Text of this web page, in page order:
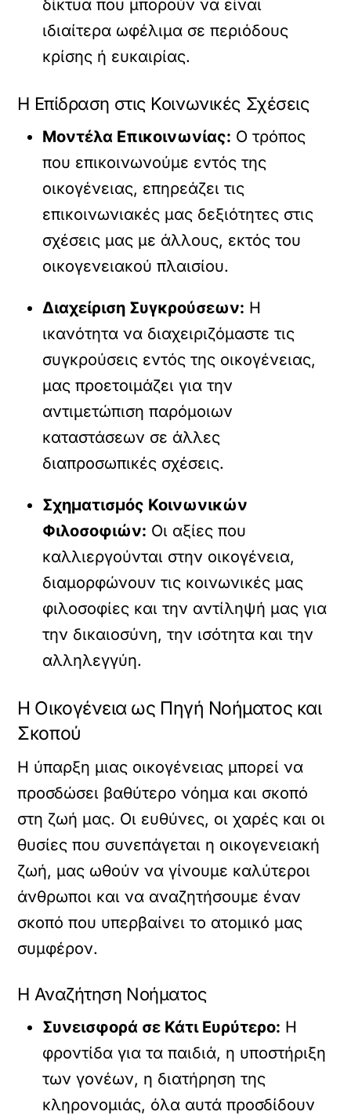
δίκτυα που μπορούν να είναι
ιδιαίτερα ωφέλιμα σε περιόδους
κρίσης ή ευκαιρίας.
Η Επίδραση στις Κοινωνικές Σχέσεις
Μοντέλα Επικοινωνίας: Ο τρόπος
που επικοινωνούμε εντός της
οικογένειας, επηρεάζει τις
επικοινωνιακές μας δεξιότητες στις
σχέσεις μας με άλλους, εκτός του
οικογενειακού πλαισίου.
Διαχείριση Συγκρούσεων: Η
ικανότητα να διαχειριζόμαστε τις
συγκρούσεις εντός της οικογένειας,
μας προετοιμάζει για την
αντιμετώπιση παρόμοιων
καταστάσεων σε άλλες
διαπροσωπικές σχέσεις.
Σχηματισμός Κοινωνικών
Φιλοσοφιών: Οι αξίες που
καλλιεργούνται στην οικογένεια,
διαμορφώνουν τις κοινωνικές μας
φιλοσοφίες και την αντίληψή μας για
την δικαιοσύνη, την ισότητα και την
αλληλεγγύη.
Η Οικογένεια ως Πηγή Νοήματος και
Σκοπού
Η ύπαρξη μιας οικογένειας μπορεί να
προσδώσει βαθύτερο νόημα και σκοπό
στη ζωή μας. Οι ευθύνες, οι χαρές και οι
θυσίες που συνεπάγεται η οικογενειακή
ζωή, μας ωθούν να γίνουμε καλύτεροι
άνθρωποι και να αναζητήσουμε έναν
σκοπό που υπερβαίνει το ατομικό μας
συμφέρον.
Η Αναζήτηση Νοήματος
Συνεισφορά σε Κάτι Ευρύτερο: Η
φροντίδα για τα παιδιά, η υποστήριξη
των γονέων, η διατήρηση της
κληρονομιάς, όλα αυτά προσδίδουν